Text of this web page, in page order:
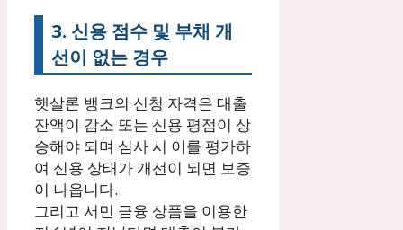
3. 신용 점수 및 부채 개
선이 없는 경우
햇살론 뱅크의 신청 자격은 대출
잔액이 감소 또는 신용 평점이 상
승해야 되며 심사 시 이를 평가하
여 신용 상태가 개선이 되면 보증
이 나옵니다.
그리고 서민 금융 상품을 이용한